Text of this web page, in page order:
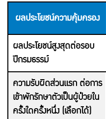
ผลประโยชน์ความคุ้มครอง
ผลประโยชน์สูงสุดต่อรอบ
ปีกรมธรรม์
ความรับผิดส่วนแรก ต่อการ
เข้าพักรักษาตัวเป็นผู้ป่วยใน
ครั้งใดครั้งหนึ่ง (เลือกได้)